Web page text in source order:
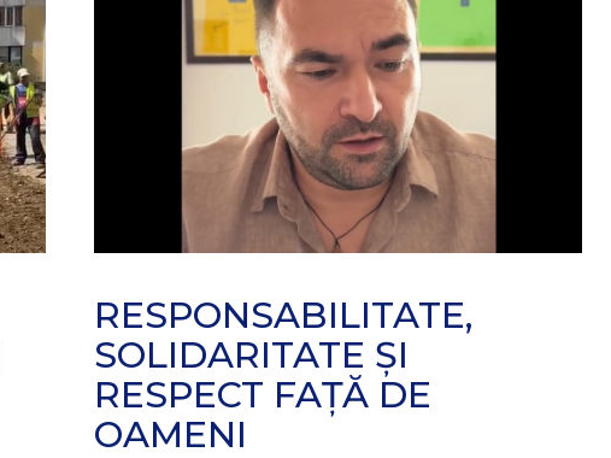
RESPONSABILITATE,
SOLIDARITATE ȘI
RESPECT FAȚĂ DE
OAMENI